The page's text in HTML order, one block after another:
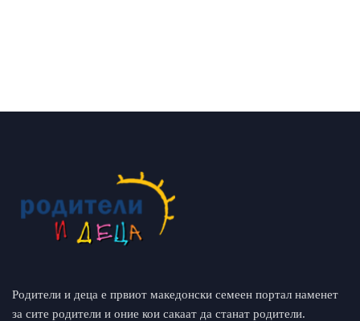
Родители и деца е првиот македонски семеен портал наменет
за сите родители и оние кои сакаат да станат родители.